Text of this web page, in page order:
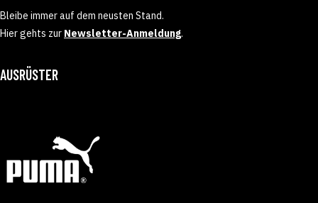
Bleibe immer auf dem neusten Stand.
Hier gehts zur Newsletter-Anmeldung.
AUSRÜSTER